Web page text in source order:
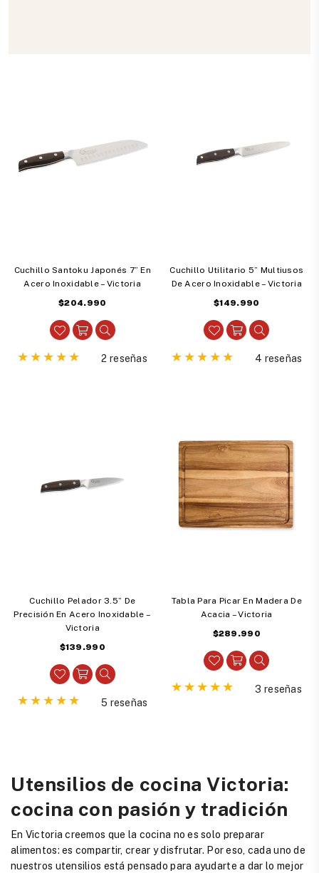
Cuchillo Santoku Japonés 7” En
Acero Inoxidable – Victoria
Precio
habitual
$204.990
2 reseñas
Cuchillo Utilitario 5” Multiusos
De Acero Inoxidable – Victoria
Precio
habitual
$149.990
4 reseñas
Cuchillo Pelador 3.5” De
Precisión En Acero Inoxidable –
Victoria
Precio
$139.990
5 reseñas
Tabla Para Picar En Madera De
Acacia – Victoria
Precio
$289.990
3 reseñas
Utensilios de cocina Victoria:
cocina con pasión y tradición
En Victoria creemos que la cocina no es solo preparar
alimentos: es compartir, crear y disfrutar. Por eso, cada uno de
nuestros utensilios está pensado para ayudarte a dar lo mejor